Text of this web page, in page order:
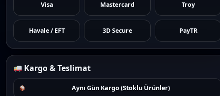
Visa Mastercard Troy
Havale / EFT 3D Secure PayTR
Kargo & Teslimat
Aynı Gün Kargo (Stoklu Ürünler)